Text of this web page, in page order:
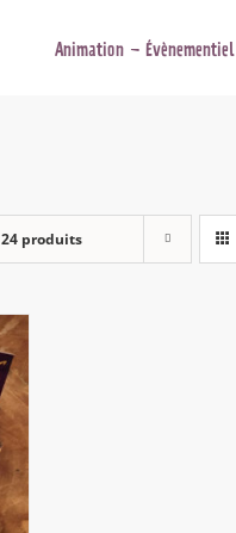
Animation – Évènementiel
24 produits